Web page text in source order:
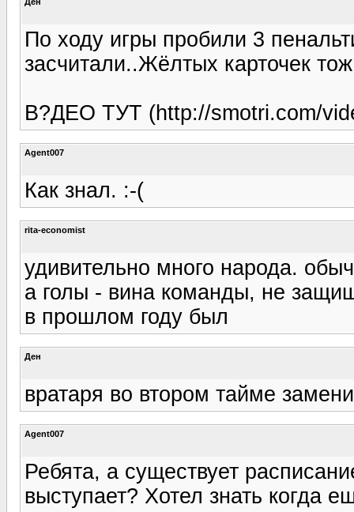
По ходу игры пробили 3
засчитали..Жёлтых карточек
В?ДЕО ТУТ (http://smotri.com/
Agent007
Как знал. :-(
rita-economist
удивительно много народа.
а голы - вина команды, не
в прошлом году был
Ден
вратаря во втором тайме
Agent007
Ребята, а существует
выступает? Хотел знать когда